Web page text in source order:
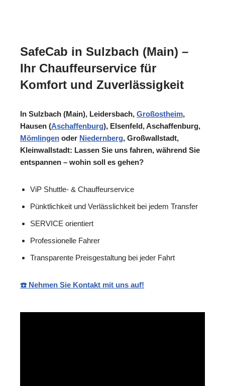
SafeCab in Sulzbach (Main) –
Ihr Chauffeurservice für
Komfort und Zuverlässigkeit
In Sulzbach (Main), Leidersbach, Großostheim,
Hausen (Aschaffenburg), Elsenfeld, Aschaffenburg,
Mömlingen oder Niedernberg, Großwallstadt,
Kleinwallstadt: Lassen Sie uns fahren, während Sie
entspannen – wohin soll es gehen?
ViP Shuttle- & Chauffeurservice
Pünktlichkeit und Verlässlichkeit bei jedem Transfer
SERVICE orientiert
Professionelle Fahrer
Transparente Preisgestaltung bei jeder Fahrt
☎️ Nehmen Sie Kontakt mit uns auf!